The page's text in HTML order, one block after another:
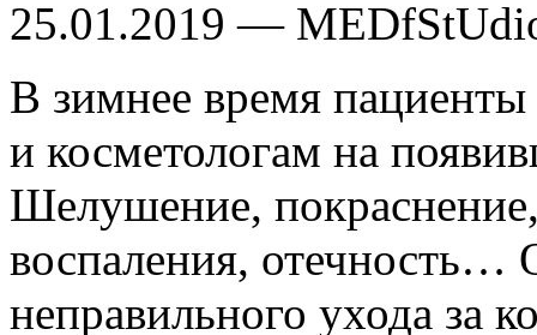
25.01.2019 —
В зимнее время
и косметологам на
Шелушение,
воспаления, отечность…
неправильного ухода за